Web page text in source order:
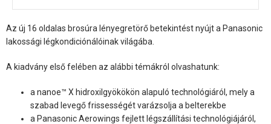
Az új 16 oldalas brosúra lényegretörő betekintést nyújt a Panasonic
lakossági légkondiciónálóinak világába.
A kiadvány első felében az alábbi témákról olvashatunk:
a nanoe™ X hidroxilgyökökön alapuló technológiáról, mely a
szabad levegő frissességét varázsolja a belterekbe
a Panasonic Aerowings fejlett légszállítási technológiájáról,